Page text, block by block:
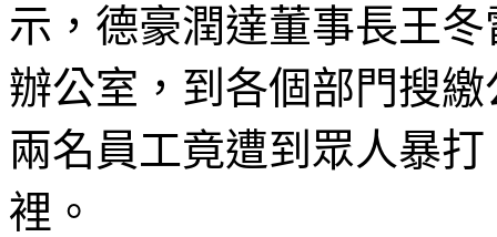
示，德豪潤達董事長王
辦公室，到各個部門搜
兩名員工竟遭到眾人暴
裡。